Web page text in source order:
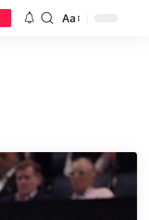
Aa